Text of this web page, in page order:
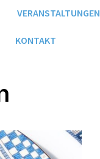
VERANSTALTUNGEN
KONTAKT